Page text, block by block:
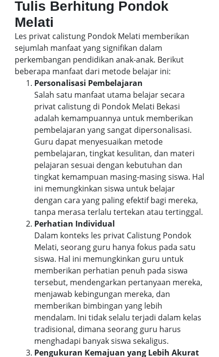
Tulis Berhitung Pondok
Melati
Les privat calistung Pondok Melati memberikan
sejumlah manfaat yang signifikan dalam
perkembangan pendidikan anak-anak. Berikut
beberapa manfaat dari metode belajar ini:
Personalisasi Pembelajaran
Salah satu manfaat utama belajar secara
privat calistung di Pondok Melati Bekasi
adalah kemampuannya untuk memberikan
pembelajaran yang sangat dipersonalisasi.
Guru dapat menyesuaikan metode
pembelajaran, tingkat kesulitan, dan materi
pelajaran sesuai dengan kebutuhan dan
tingkat kemampuan masing-masing siswa. Hal
ini memungkinkan siswa untuk belajar
dengan cara yang paling efektif bagi mereka,
tanpa merasa terlalu tertekan atau tertinggal.
Perhatian Individual
Dalam konteks les privat Calistung Pondok
Melati, seorang guru hanya fokus pada satu
siswa. Hal ini memungkinkan guru untuk
memberikan perhatian penuh pada siswa
tersebut, mendengarkan pertanyaan mereka,
menjawab kebingungan mereka, dan
memberikan bimbingan yang lebih
mendalam. Ini tidak selalu terjadi dalam kelas
tradisional, dimana seorang guru harus
menghadapi banyak siswa sekaligus.
Pengukuran Kemajuan yang Lebih Akurat